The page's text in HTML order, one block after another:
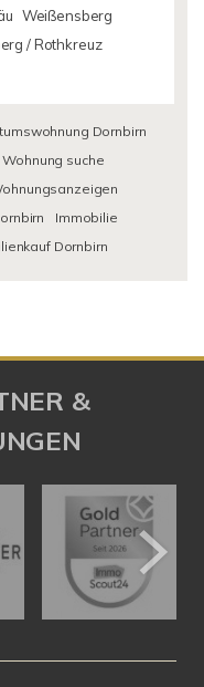
Weißensberg
/ Rothkreuz
Dornbirn
Wohnung suche
Immobilie
Dornbirn
&